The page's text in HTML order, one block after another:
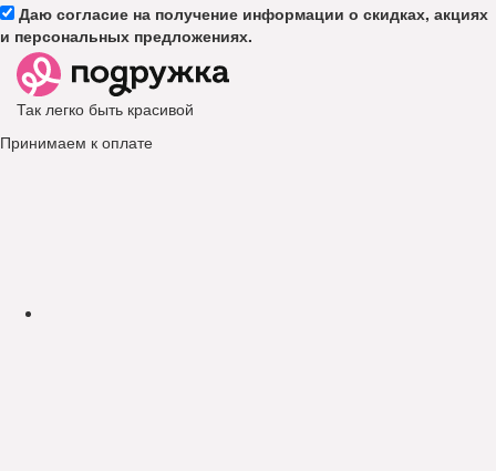
Даю согласие на получение информации о скидках, акциях
и персональных предложениях.
Так легко быть красивой
Принимаем к оплате